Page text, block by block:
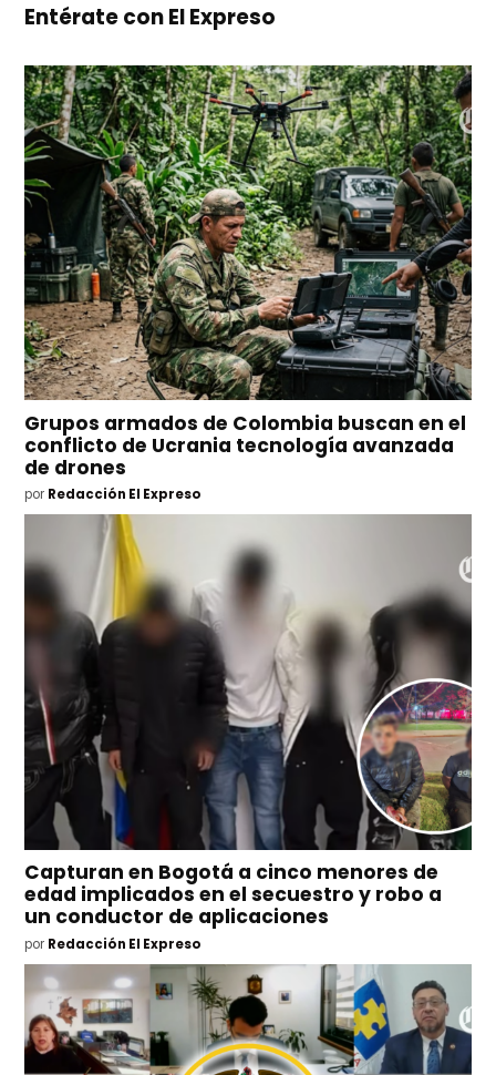
Entérate con El Expreso
Grupos armados de Colombia buscan en el
conflicto de Ucrania tecnología avanzada
de drones
por Redacción El Expreso
Capturan en Bogotá a cinco menores de
edad implicados en el secuestro y robo a
un conductor de aplicaciones
por Redacción El Expreso